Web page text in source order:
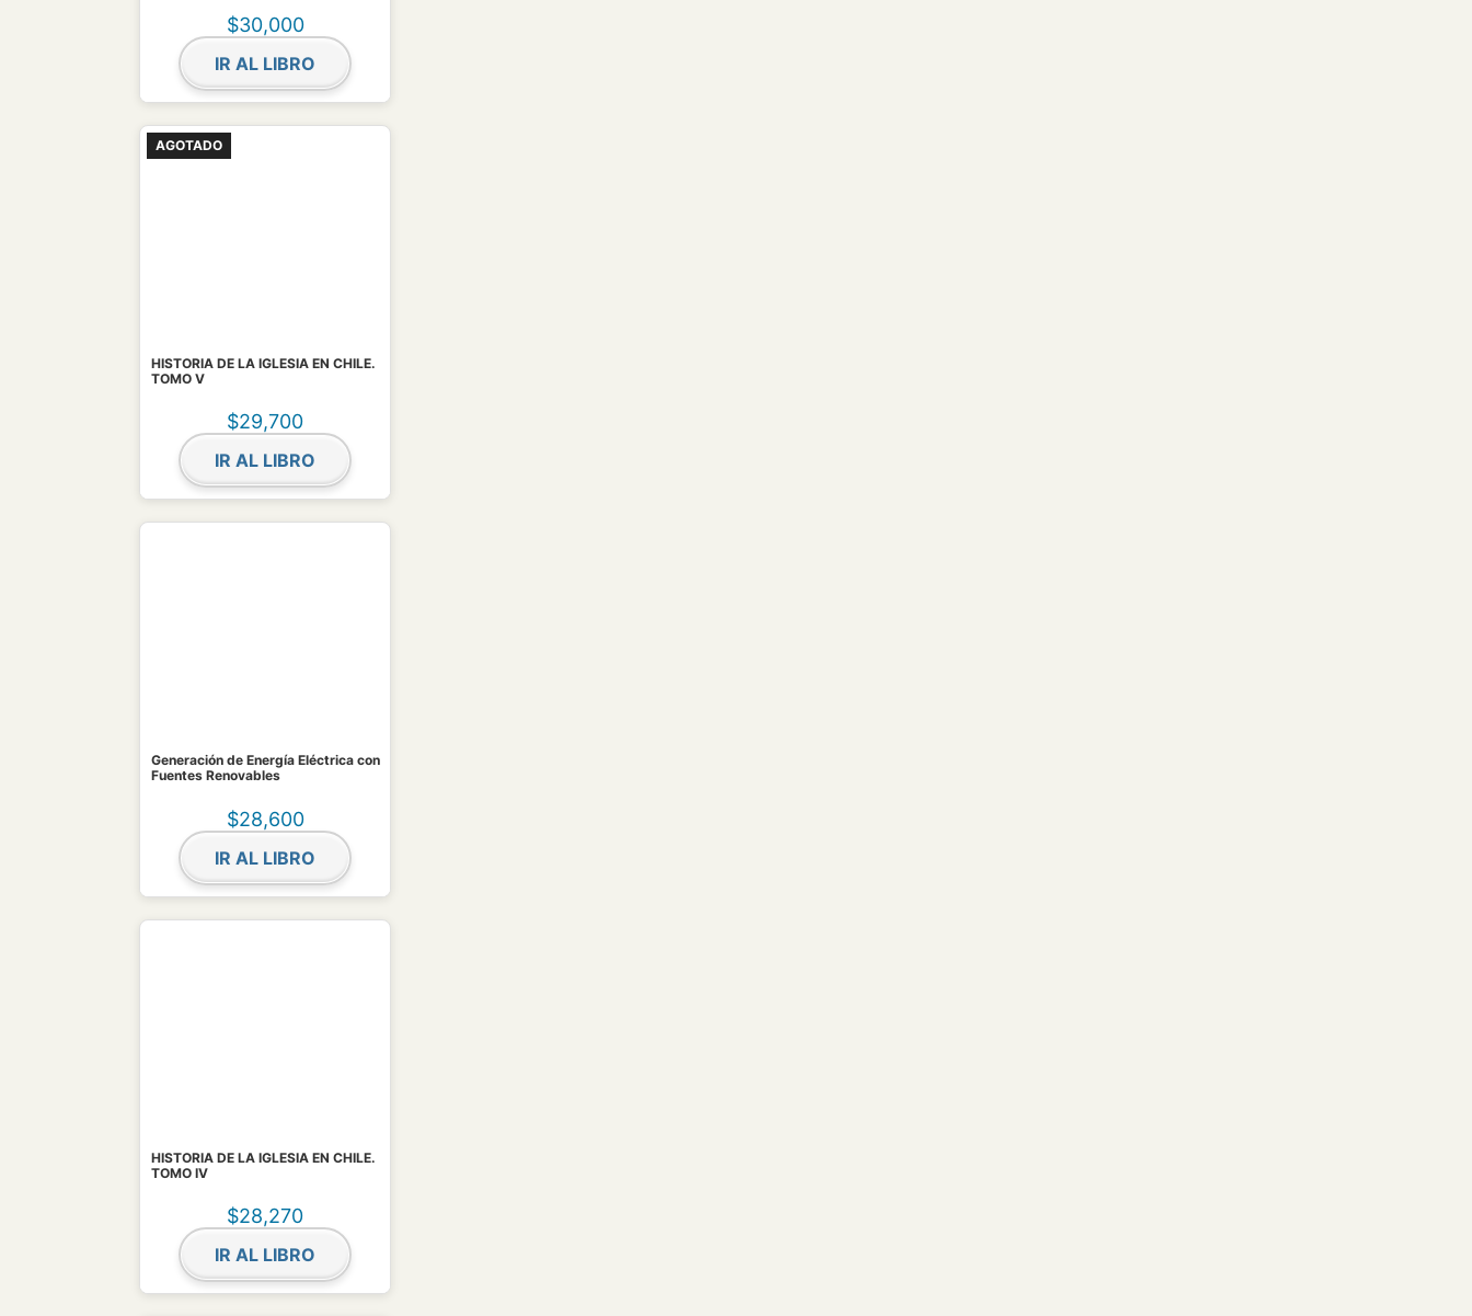
$30,000
IR AL LIBRO
AGOTADO
HISTORIA DE LA IGLESIA EN CHILE.
TOMO V
$29,700
IR AL LIBRO
Generación de Energía Eléctrica con
Fuentes Renovables
$28,600
IR AL LIBRO
HISTORIA DE LA IGLESIA EN CHILE.
TOMO IV
$28,270
IR AL LIBRO